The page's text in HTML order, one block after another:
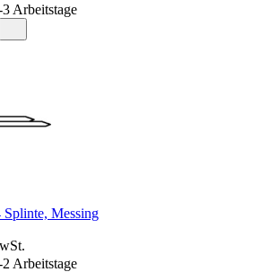
Arbeitstage
Messing
Arbeitstage